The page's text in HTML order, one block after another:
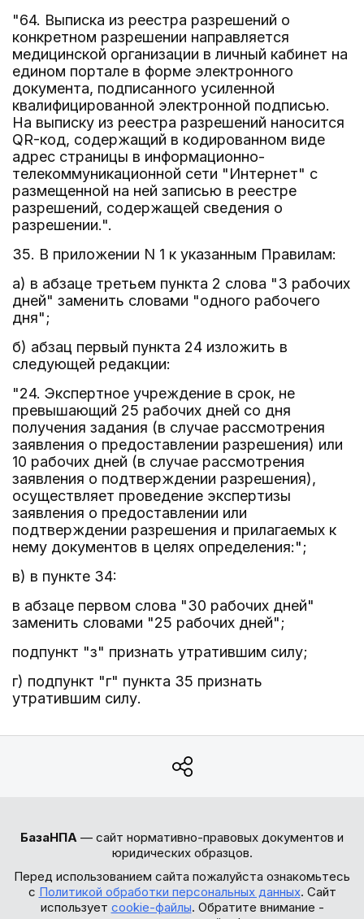
"64. Выписка из реестра разрешений о
конкретном разрешении направляется
медицинской организации в личный кабинет на
едином портале в форме электронного
документа, подписанного усиленной
квалифицированной электронной подписью.
На выписку из реестра разрешений наносится
QR-код, содержащий в кодированном виде
адрес страницы в информационно-
телекоммуникационной сети "Интернет" с
размещенной на ней записью в реестре
разрешений, содержащей сведения о
разрешении.".
35. В приложении N 1 к указанным Правилам:
а) в абзаце третьем пункта 2 слова "3 рабочих
дней" заменить словами "одного рабочего
дня";
б) абзац первый пункта 24 изложить в
следующей редакции:
"24. Экспертное учреждение в срок, не
превышающий 25 рабочих дней со дня
получения задания (в случае рассмотрения
заявления о предоставлении разрешения) или
10 рабочих дней (в случае рассмотрения
заявления о подтверждении разрешения),
осуществляет проведение экспертизы
заявления о предоставлении или
подтверждении разрешения и прилагаемых к
нему документов в целях определения:";
в) в пункте 34:
в абзаце первом слова "30 рабочих дней"
заменить словами "25 рабочих дней";
подпункт "з" признать утратившим силу;
г) подпункт "г" пункта 35 признать
утратившим силу.
БазаНПА — сайт нормативно-правовых документов и
юридических образцов.
Перед использованием сайта пожалуйста ознакомьтесь
с Политикой обработки персональных данных. Сайт
использует cookie-файлы. Обратите внимание -